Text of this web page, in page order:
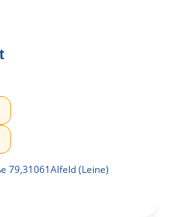
79,31061Alfeld (Leine)